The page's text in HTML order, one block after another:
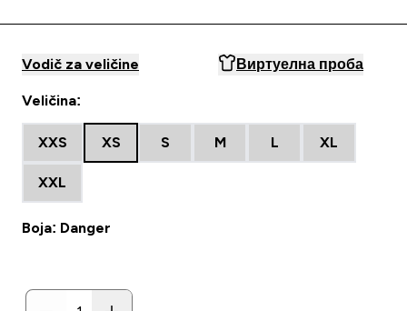
Vodič za veličine Виртуелна проба
Veličina:
XXS XS S M L XL
XXL
Boja: Danger